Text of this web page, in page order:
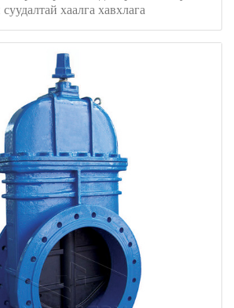
суудалтай хаалга хавхлага